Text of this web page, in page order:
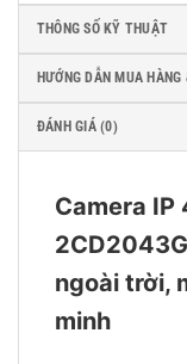
THÔNG SỐ KỸ THUẬT
HƯỚNG DẪN MUA HÀNG
ĐÁNH GIÁ (0)
Camera IP
ngoài trời,
minh